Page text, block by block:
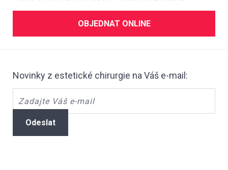
OBJEDNAT ONLINE
Novinky z estetické chirurgie na Váš e-mail:
Odeslat